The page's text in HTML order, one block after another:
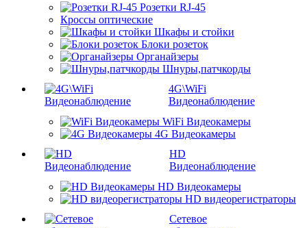
Розетки RJ-45
Кроссы оптические
Шкафы и стойки
Блоки розеток
Органайзеры
Шнуры,патчкорды
4G\WiFi
Видеонаблюдение
WiFi Видеокамеры
4G Видеокамеры
HD
Видеонаблюдение
HD Видеокамеры
HD видеорегистраторы
Сетевое